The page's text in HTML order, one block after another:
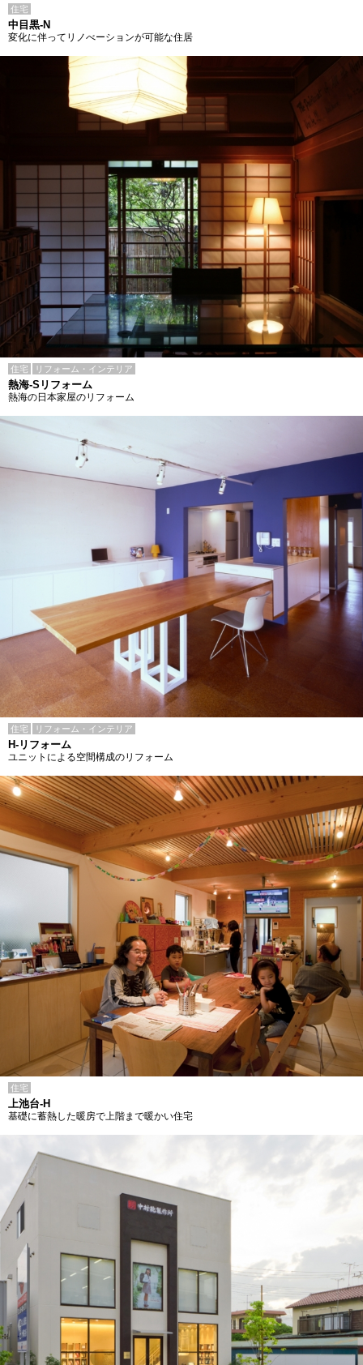
住宅
中目黒-N
変化に伴ってリノべーションが可能な住居
住宅 リフォーム・インテリア
熱海-Sリフォーム
熱海の日本家屋のリフォーム
住宅 リフォーム・インテリア
H-リフォーム
ユニットによる空間構成のリフォーム
住宅
上池台-H
基礎に蓄熱した暖房で上階まで暖かい住宅